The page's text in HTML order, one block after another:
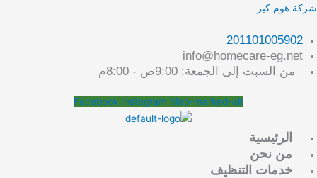
تخطي
المحتوى
شركة هوم كير
201101005902
info@homecare-eg.net
من السبت إلى الجمعة: 9:00ص - 8:00م
Facebook Instagram Map-marked-alt
القائمة
الرئيسية
من نحن
خدمات التنظيف